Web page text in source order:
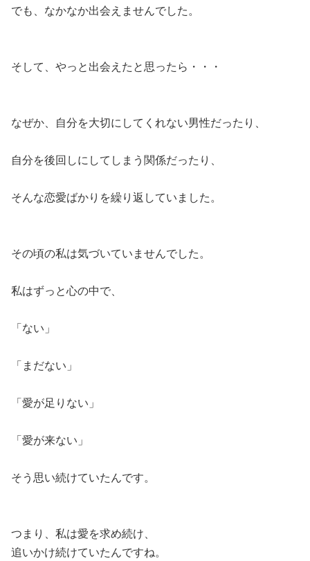
でも、なかなか出会えませんでした。
そして、やっと出会えたと思ったら・・・
なぜか、自分を大切にしてくれない男性だったり、
自分を後回しにしてしまう関係だったり、
そんな恋愛ばかりを繰り返していました。
その頃の私は気づいていませんでした。
私はずっと心の中で、
「ない」
「まだない」
「愛が足りない」
「愛が来ない」
そう思い続けていたんです。
つまり、私は愛を求め続け、
追いかけ続けていたんですね。